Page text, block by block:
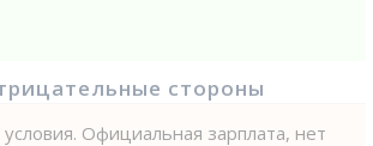
стороны
Официальная зарплата, нет